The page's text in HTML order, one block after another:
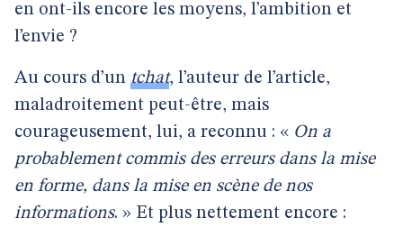
en ont-ils encore les moyens, l’ambition et
l’envie ?
Au cours d’un tchat, l’auteur de l’article,
maladroitement peut-être, mais
courageusement, lui, a reconnu : « On a
probablement commis des erreurs dans la mise
en forme, dans la mise en scène de nos
informations. » Et plus nettement encore :